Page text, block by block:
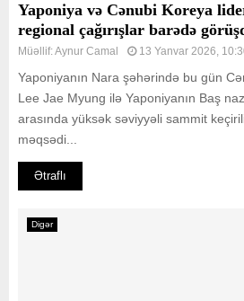
Yaponiya və Cənubi Koreya
regional çağırışlar barədə
Müəllif:Aynur Camal 13 Yanvar 2026,
Yaponiyanın Nara şəhərində bu gün
Lee Jae Myung ilə Yaponiyanın Baş
arasında yüksək səviyyəli sammit
məqsədi...
Ətraflı
Digər